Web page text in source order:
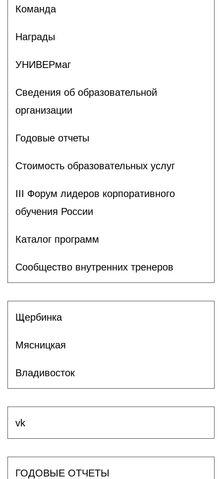
Команда
Награды
УНИВЕРмаг
Сведения об образовательной
организации
Годовые отчеты
Стоимость образовательных услуг
III Форум лидеров корпоративного
обучения России
Каталог программ
Сообщество внутренних тренеров
Щербинка
Мясницкая
Владивосток
vk
ГОДОВЫЕ ОТЧЕТЫ